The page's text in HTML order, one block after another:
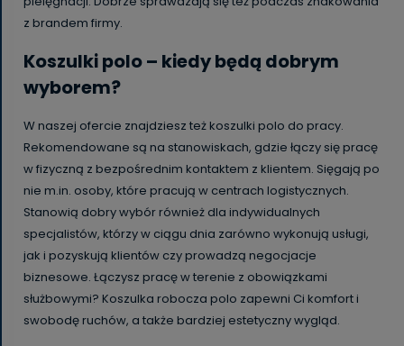
z brandem firmy.
Koszulki polo – kiedy będą dobrym
wyborem?
W naszej ofercie znajdziesz też koszulki polo do pracy.
Rekomendowane są na stanowiskach, gdzie łączy się pracę
w fizyczną z bezpośrednim kontaktem z klientem. Sięgają po
nie m.in. osoby, które pracują w centrach logistycznych.
Stanowią dobry wybór również dla indywidualnych
specjalistów, którzy w ciągu dnia zarówno wykonują usługi,
jak i pozyskują klientów czy prowadzą negocjacje
biznesowe. Łączysz pracę w terenie z obowiązkami
służbowymi? Koszulka robocza polo zapewni Ci komfort i
swobodę ruchów, a także bardziej estetyczny wygląd.